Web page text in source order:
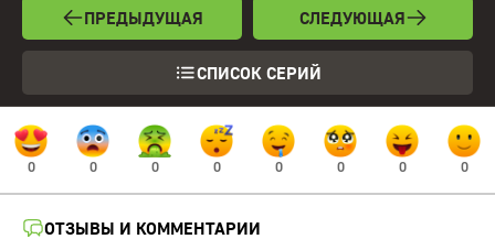
ПРЕДЫДУЩАЯ
СПИСОК СЕРИЙ
СЛЕДУЮЩАЯ
0 0 0 0 0 0 0 0
ОТЗЫВЫ И КОММЕНТАРИИ